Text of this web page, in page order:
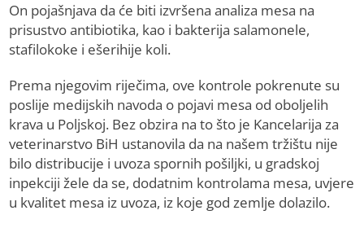
On pojašnjava da će biti izvršena analiza mesa na
prisustvo antibiotika, kao i bakterija salamonele,
stafilokoke i ešerihije koli.
Prema njegovim riječima, ove kontrole pokrenute su
poslije medijskih navoda o pojavi mesa od oboljelih
krava u Poljskoj. Bez obzira na to što je Kancelarija za
veterinarstvo BiH ustanovila da na našem tržištu nije
bilo distribucije i uvoza spornih pošiljki, u gradskoj
inpekciji žele da se, dodatnim kontrolama mesa, uvjere
u kvalitet mesa iz uvoza, iz koje god zemlje dolazilo.